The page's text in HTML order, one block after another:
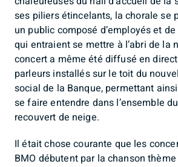
ses piliers étincelants, la chorale se
un public composé d’employés et
qui entraient se mettre à l’abri de la
concert a même été diffusé en
parleurs installés sur le toit du
social de la Banque, permettant
se faire entendre dans l’ensemble
recouvert de neige.
Il était chose courante que les
BMO débutent par la chanson thème